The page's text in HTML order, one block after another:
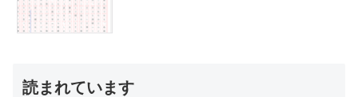
読まれています